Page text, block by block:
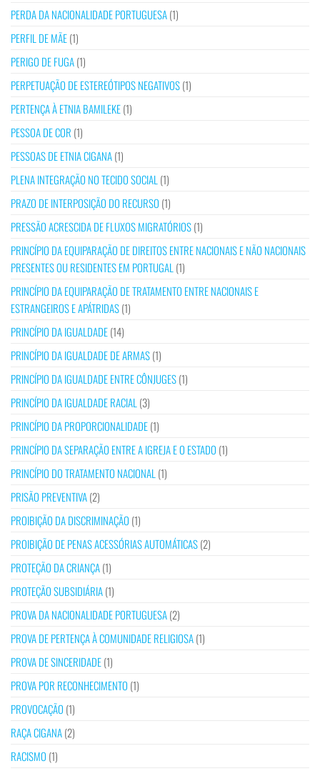
PERDA DA NACIONALIDADE PORTUGUESA(1)
PERFIL DE MÃE(1)
PERIGO DE FUGA(1)
PERPETUAÇÃO DE ESTEREÓTIPOS NEGATIVOS(1)
PERTENÇA À ETNIA BAMILEKE(1)
PESSOA DE COR (1)
PESSOAS DE ETNIA CIGANA(1)
PLENA INTEGRAÇÃO NO TECIDO SOCIAL (1)
PRAZO DE INTERPOSIÇÃO DO RECURSO (1)
PRESSÃO ACRESCIDA DE FLUXOS MIGRATÓRIOS(1)
PRINCÍPIO DA EQUIPARAÇÃO DE DIREITOS ENTRE NACIONAIS E NÃO NACIONAIS
PRESENTES OU RESIDENTES EM PORTUGAL (1)
PRINCÍPIO DA EQUIPARAÇÃO DE TRATAMENTO ENTRE NACIONAIS E
ESTRANGEIROS E APÁTRIDAS(1)
PRINCÍPIO DA IGUALDADE(14)
PRINCÍPIO DA IGUALDADE DE ARMAS(1)
PRINCÍPIO DA IGUALDADE ENTRE CÔNJUGES(1)
PRINCÍPIO DA IGUALDADE RACIAL (3)
PRINCÍPIO DA PROPORCIONALIDADE(1)
PRINCÍPIO DA SEPARAÇÃO ENTRE A IGREJA E O ESTADO (1)
PRINCÍPIO DO TRATAMENTO NACIONAL (1)
PRISÃO PREVENTIVA(2)
PROIBIÇÃO DA DISCRIMINAÇÃO (1)
PROIBIÇÃO DE PENAS ACESSÓRIAS AUTOMÁTICAS(2)
PROTEÇÃO DA CRIANÇA(1)
PROTEÇÃO SUBSIDIÁRIA(1)
PROVA DA NACIONALIDADE PORTUGUESA(2)
PROVA DE PERTENÇA À COMUNIDADE RELIGIOSA(1)
PROVA DE SINCERIDADE(1)
PROVA POR RECONHECIMENTO (1)
PROVOCAÇÃO (1)
RAÇA CIGANA(2)
RACISMO (1)